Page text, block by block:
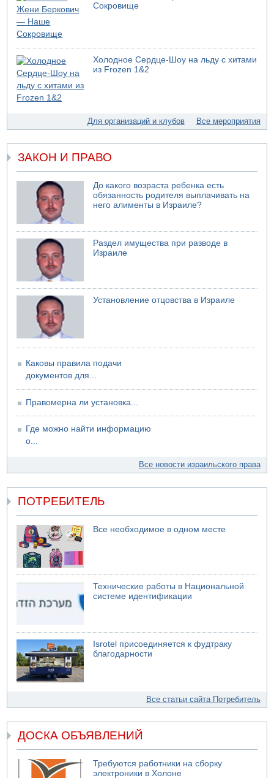
В России горят новые склады
05.08.2026 10:19
Хуситы сообщают об атаке по Саудовскому танкеру
Левые активисты пытались ворваться в офис
"Религиозного сионизма"
05.08.2026 06:42
В Дубае поднимается дым над портом
05.08.2026 06:41
Еще один меморандум для Ирана
Сокровище
Холодное Сердце-Шоу на льду с хитами
из Frozen 1&2
Для организаций и клубов Все мероприятия
ЗАКОН И ПРАВО
До какого возраста ребенка есть
обязанность родителя выплачивать на
него алименты в Израиле?
Раздел имущества при разводе в
Израиле
Установление отцовства в Израиле
Каковы правила подачи
документов для...
Правомерна ли установка...
Где можно найти информацию
о...
Все новости израильского права
ПОТРЕБИТЕЛЬ
Все необходимое в одном месте
Технические работы в Национальной
системе идентификации
Isrotel присоединяется к фудтраку
благодарности
Все статьи сайта Потребитель
ДОСКА ОБЪЯВЛЕНИЙ
Требуются работники на сборку
электроники в Холоне